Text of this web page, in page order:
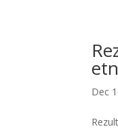
Dec